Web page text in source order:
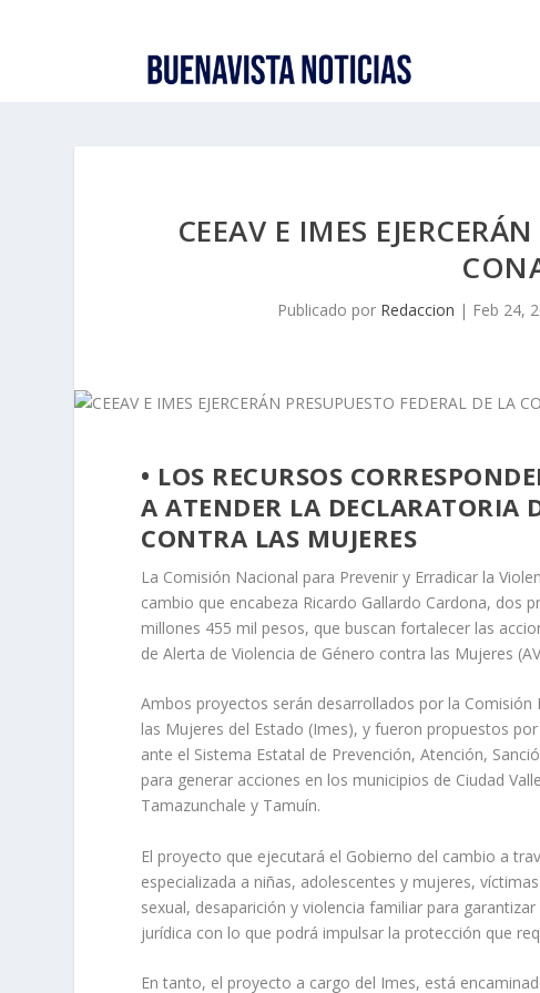
CEEAV E IMES
Publicado por Redaccion | Feb 24,
• LOS RECURSOS
A ATENDER LA DECLARATORIA
CONTRA LAS MUJERES
La Comisión Nacional para Prevenir y Erradicar la
cambio que encabeza Ricardo Gallardo Cardona, dos
millones 455 mil pesos, que buscan fortalecer las
de Alerta de Violencia de Género contra las Mujeres
Ambos proyectos serán desarrollados por la Comisión
las Mujeres del Estado (Imes), y fueron propuestos
ante el Sistema Estatal de Prevención, Atención,
para generar acciones en los municipios de Ciudad
Tamazunchale y Tamuín.
El proyecto que ejecutará el Gobierno del cambio a
especializada a niñas, adolescentes y mujeres,
sexual, desaparición y violencia familiar para
jurídica con lo que podrá impulsar la protección que
En tanto, el proyecto a cargo del Imes, está